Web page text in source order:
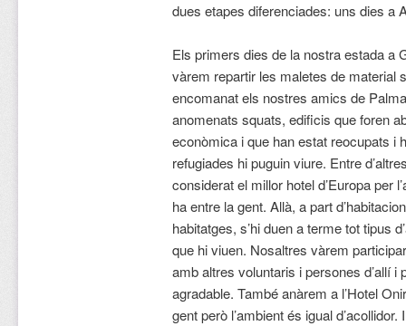
dues etapes diferenciades: uns dies a
Els primers dies de la nostra estada a
vàrem repartir les maletes de material
encomanat els nostres amics de
anomenats squats, edificis que foren
econòmica i que han estat reocupats i
refugiades hi puguin viure. Entre
considerat el millor hotel d’Europa per
ha entre la gent. Allà, a part
habitatges, s’hi duen a terme tot tipus
que hi viuen. Nosaltres vàrem
amb altres voluntaris i persones d’allí
agradable. També anàrem a l’Hotel
gent però l’ambient és igual